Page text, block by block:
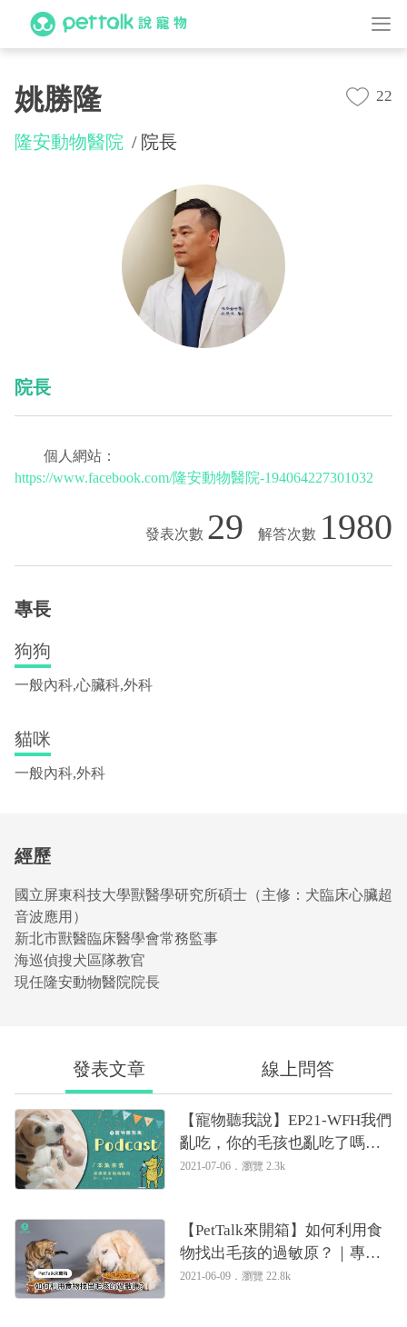
姚勝隆
隆安動物醫院 院長
22
院長
個人網站：
https://www.facebook.com/隆安動物醫院-194064227301032
29 1980
專長
狗狗
一般內科,心臟科,外科
貓咪
一般內科,外科
經歷
國立屏東科技大學獸醫學研究所碩士（主修：犬臨床心臟超
音波應用）
新北市獸醫臨床醫學會常務監事
海巡偵搜犬區隊教官
現任隆安動物醫院院長
發表文章 線上問答
【寵物聽我說】EP21-WFH我們
亂吃，你的毛孩也亂吃了嗎？
｜專業獸醫—姚勝隆
2021-07-06．瀏覽 2.3k
【PetTalk來開箱】如何利用食
物找出毛孩的過敏原？｜專業
獸醫—姚勝隆
2021-06-09．瀏覽 22.8k